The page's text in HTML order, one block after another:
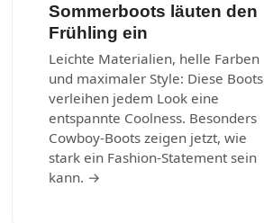
Sommerboots läuten den
Frühling ein
Leichte Materialien, helle Farben
und maximaler Style: Diese Boots
verleihen jedem Look eine
entspannte Coolness. Besonders
Cowboy-Boots zeigen jetzt, wie
stark ein Fashion-Statement sein
kann. →